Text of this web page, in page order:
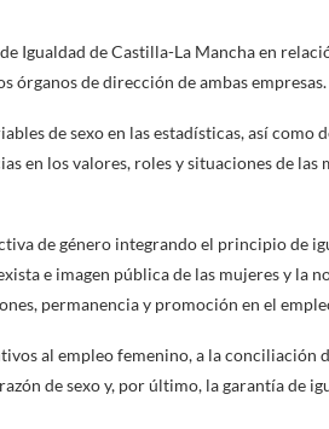
Igualdad de Castilla-La Mancha en
órganos de dirección de ambas empresas.
de sexo en las estadísticas, así como
en los valores, roles y situaciones de las
de género integrando el principio de
e imagen pública de las mujeres y la
permanencia y promoción en el
al empleo femenino, a la conciliación
de sexo y, por último, la garantía de